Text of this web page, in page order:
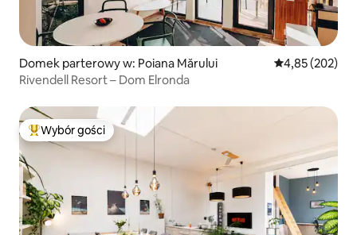
Domek parterowy w: Poiana Mărului Średnia
4,85 (202)
Rivendell Resort – Dom Elronda
Najpopularniejsze z kategorii Wybór gości
Wybór gości